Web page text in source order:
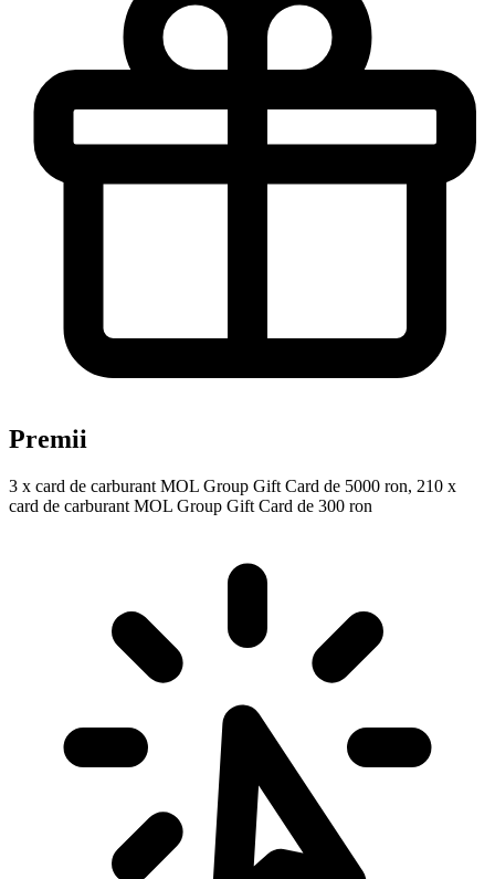
Premii
3 x card de carburant MOL Group Gift Card de 5000 ron, 210 x
card de carburant MOL Group Gift Card de 300 ron